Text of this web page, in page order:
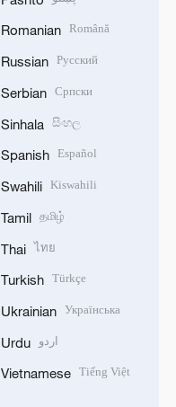
Romanian Română
Russian Русский
Serbian Српски
Sinhala සිංහල
Spanish Español
Swahili Kiswahili
Tamil தமிழ்
Thai ไทย
Turkish Türkçe
Ukrainian Українська
Urdu اردو
Vietnamese Tiếng Việt